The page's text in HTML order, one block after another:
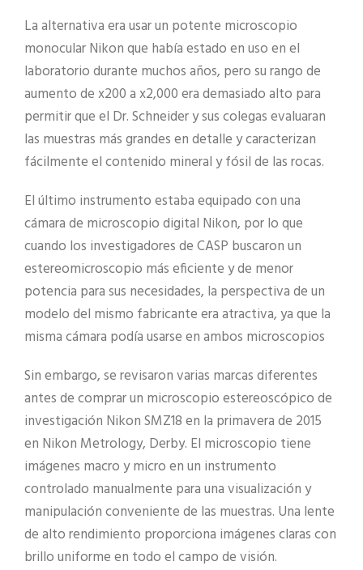
La alternativa era usar un potente microscopio
monocular Nikon que había estado en uso en el
laboratorio durante muchos años, pero su rango de
aumento de x200 a x2,000 era demasiado alto para
permitir que el Dr. Schneider y sus colegas evaluaran
las muestras más grandes en detalle y caracterizan
fácilmente el contenido mineral y fósil de las rocas.
El último instrumento estaba equipado con una
cámara de microscopio digital Nikon, por lo que
cuando los investigadores de CASP buscaron un
estereomicroscopio más eficiente y de menor
potencia para sus necesidades, la perspectiva de un
modelo del mismo fabricante era atractiva, ya que la
misma cámara podía usarse en ambos microscopios
Sin embargo, se revisaron varias marcas diferentes
antes de comprar un microscopio estereoscópico de
investigación Nikon SMZ18 en la primavera de 2015
en Nikon Metrology, Derby. El microscopio tiene
imágenes macro y micro en un instrumento
controlado manualmente para una visualización y
manipulación conveniente de las muestras. Una lente
de alto rendimiento proporciona imágenes claras con
brillo uniforme en todo el campo de visión.